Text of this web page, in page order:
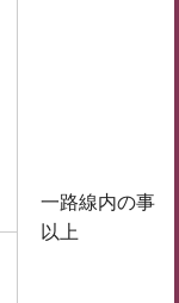
一路線内の事
以上